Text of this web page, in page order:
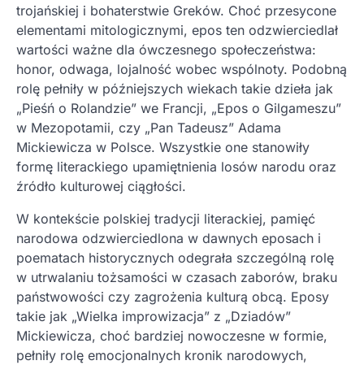
trojańskiej i bohaterstwie Greków. Choć przesycone
elementami mitologicznymi, epos ten odzwierciedlał
wartości ważne dla ówczesnego społeczeństwa:
honor, odwaga, lojalność wobec wspólnoty. Podobną
rolę pełniły w późniejszych wiekach takie dzieła jak
„Pieśń o Rolandzie” we Francji, „Epos o Gilgameszu”
w Mezopotamii, czy „Pan Tadeusz” Adama
Mickiewicza w Polsce. Wszystkie one stanowiły
formę literackiego upamiętnienia losów narodu oraz
źródło kulturowej ciągłości.
W kontekście polskiej tradycji literackiej, pamięć
narodowa odzwierciedlona w dawnych eposach i
poematach historycznych odegrała szczególną rolę
w utrwalaniu tożsamości w czasach zaborów, braku
państwowości czy zagrożenia kulturą obcą. Eposy
takie jak „Wielka improwizacja” z „Dziadów”
Mickiewicza, choć bardziej nowoczesne w formie,
pełniły rolę emocjonalnych kronik narodowych,